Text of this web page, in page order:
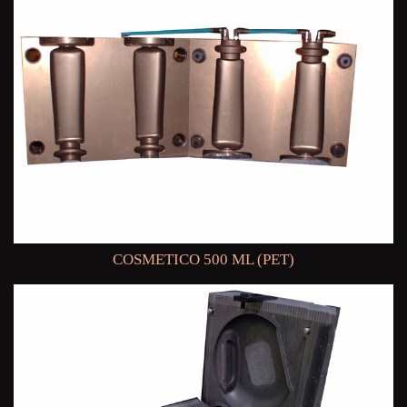
COSMETICO 500 ML (PET)